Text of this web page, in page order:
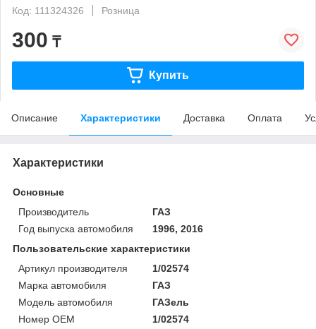
Код: 111324326
Розница
300 ₸
Купить
Описание Характеристики Доставка Оплата
Характеристики
Основные
Производитель
ГАЗ
Год выпуска автомобиля
1996, 2016
Пользовательские характеристики
Артикул производителя
1/02574
Марка автомобиля
ГАЗ
Модель автомобиля
ГАЗель
Номер OEM
1/02574